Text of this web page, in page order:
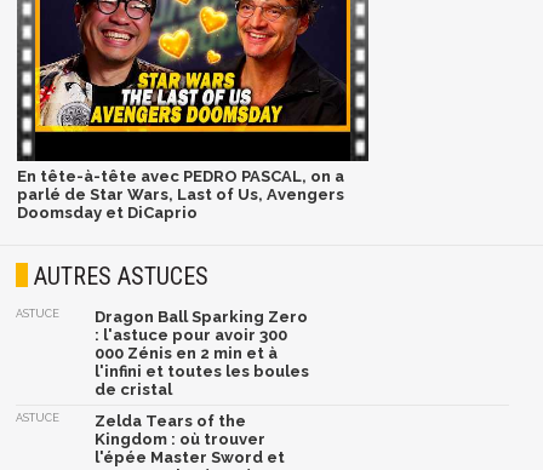
En tête-à-tête avec PEDRO PASCAL, on a
parlé de Star Wars, Last of Us, Avengers
Doomsday et DiCaprio
AUTRES ASTUCES
ASTUCE
Dragon Ball Sparking Zero
: l'astuce pour avoir 300
000 Zénis en 2 min et à
l'infini et toutes les boules
de cristal
ASTUCE
Zelda Tears of the
Kingdom : où trouver
l'épée Master Sword et